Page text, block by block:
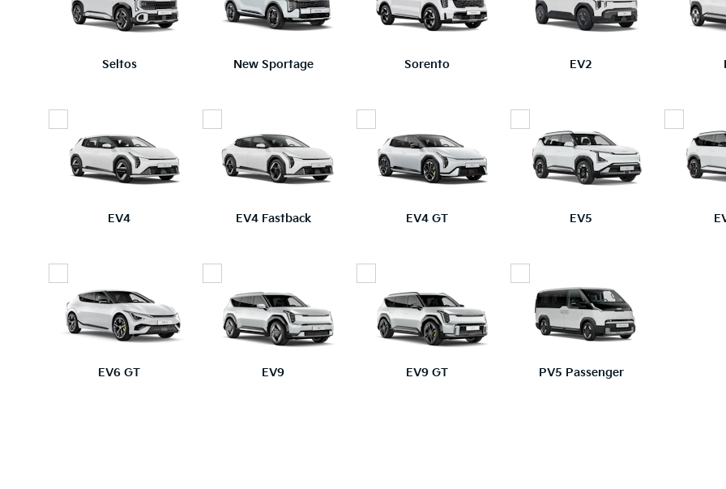
Seltos New Sportage Sorento EV2
EV4 EV4 Fastback EV4 GT EV5
EV6 GT EV9 EV9 GT PV5 Passenger